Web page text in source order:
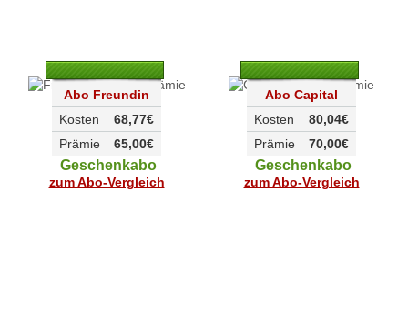
Abo Freundin
68,77€
Kosten
65,00€
Prämie
Geschenkabo
zum Abo-Vergleich
Abo Capital
80,04€
Kosten
70,00€
Prämie
Geschenkabo
zum Abo-Vergleich